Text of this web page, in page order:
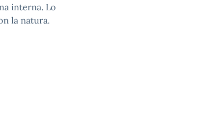
interna. Lo
la natura.